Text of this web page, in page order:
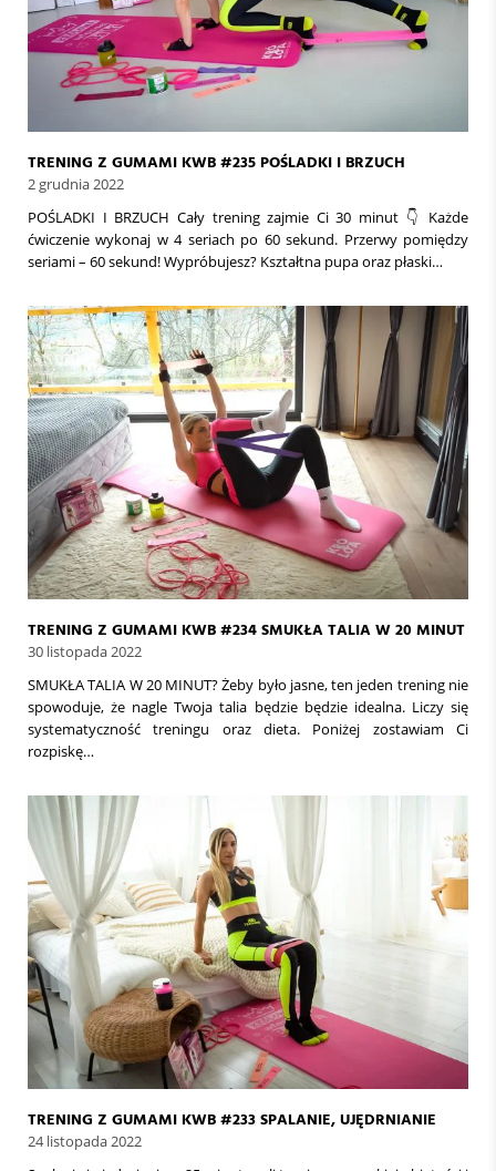
TRENING Z GUMAMI KWB #235 POŚLADKI I BRZUCH
2 grudnia 2022
POŚLADKI I BRZUCH Cały trening zajmie Ci 30 minut 👇 Każde
ćwiczenie wykonaj w 4 seriach po 60 sekund. Przerwy pomiędzy
seriami – 60 sekund! Wypróbujesz? Kształtna pupa oraz płaski…
TRENING Z GUMAMI KWB #234 SMUKŁA TALIA W 20 MINUT
30 listopada 2022
SMUKŁA TALIA W 20 MINUT? Żeby było jasne, ten jeden trening nie
spowoduje, że nagle Twoja talia będzie będzie idealna. Liczy się
systematyczność treningu oraz dieta. Poniżej zostawiam Ci
rozpiskę…
TRENING Z GUMAMI KWB #233 SPALANIE, UJĘDRNIANIE
24 listopada 2022